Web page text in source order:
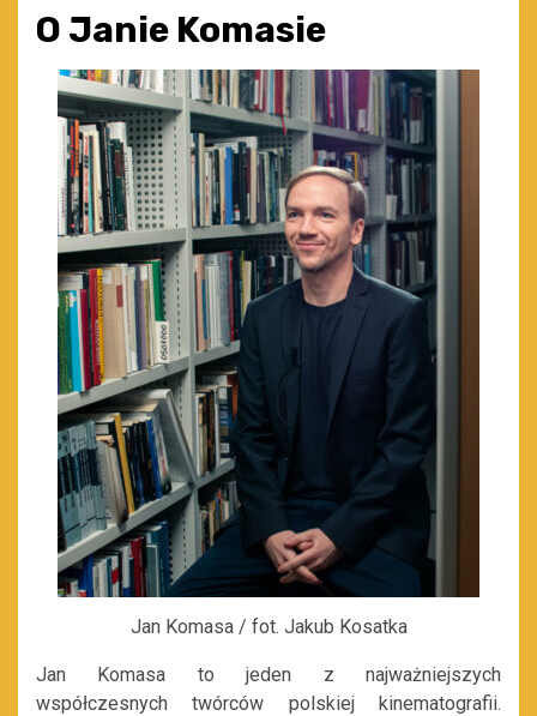
O Janie Komasie
Jan Komasa / fot. Jakub Kosatka
Jan Komasa to jeden z najważniejszych
współczesnych twórców polskiej kinematografii.